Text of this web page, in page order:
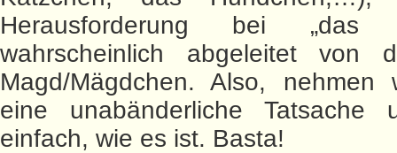
Herausforderung bei „das
wahrscheinlich abgeleitet von
Magd/Mägdchen. Also,
eine unabänderliche Tatsache
einfach, wie es ist. Basta!